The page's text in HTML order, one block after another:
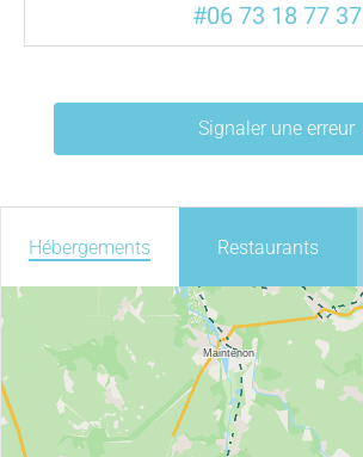
#06 73 18 77 37
Signaler une erreur
Hébergements Restaurants